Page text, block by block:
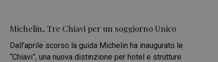
Michelin, Tre Chiavi per un soggiorno Unico
Dall’aprile scorso la guida Michelin ha inaugurato le
“Chiavi”, una nuova distinzione per hotel e strutture